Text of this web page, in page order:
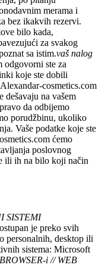
merama i
bez ikakvih rezervi.
bilo kada,
za svakog
sa istim.vaš nalog
odgovorni ste za
koje ste dobili
Alexandar-cosmetics.com
dešavaju na vašem
da odbijemo
porudžbinu, ukoliko
Vaše podatke koje ste
ćemo
poslovnog
ili ih na bilo koji način
SISTEMI
je preko svih
personalnih, desktop ili
sistema: Microsoft
BROWSER-i // WEB